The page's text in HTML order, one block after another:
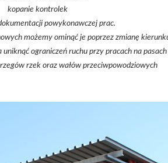
kopanie kontrolek
powykonawczej prac.
możemy ominąć je poprzez zmianę
ograniczeń ruchu przy pracach na
rzek oraz wałów przeciwpowodziowych